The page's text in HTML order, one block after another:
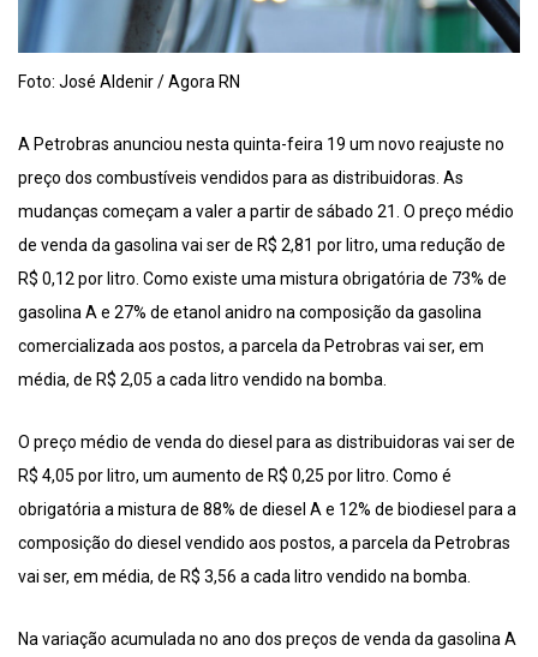
Foto: José Aldenir / Agora RN
A Petrobras anunciou nesta quinta-feira 19 um novo reajuste no
preço dos combustíveis vendidos para as distribuidoras. As
mudanças começam a valer a partir de sábado 21. O preço médio
de venda da gasolina vai ser de R$ 2,81 por litro, uma redução de
R$ 0,12 por litro. Como existe uma mistura obrigatória de 73% de
gasolina A e 27% de etanol anidro na composição da gasolina
comercializada aos postos, a parcela da Petrobras vai ser, em
média, de R$ 2,05 a cada litro vendido na bomba.
O preço médio de venda do diesel para as distribuidoras vai ser de
R$ 4,05 por litro, um aumento de R$ 0,25 por litro. Como é
obrigatória a mistura de 88% de diesel A e 12% de biodiesel para a
composição do diesel vendido aos postos, a parcela da Petrobras
vai ser, em média, de R$ 3,56 a cada litro vendido na bomba.
Na variação acumulada no ano dos preços de venda da gasolina A